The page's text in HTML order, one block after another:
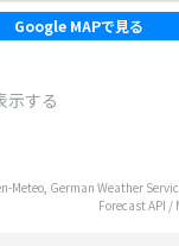
Google MAPで見る
示する
Meteo, German Weather
Forecast API /